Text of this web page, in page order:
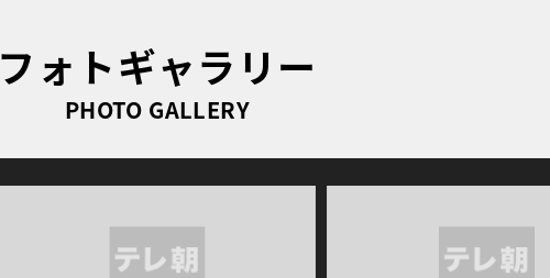
フォトギャラリー
PHOTO GALLERY